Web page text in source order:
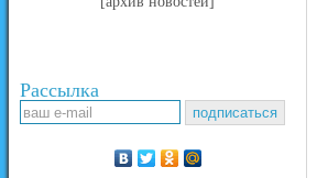
Рассылка